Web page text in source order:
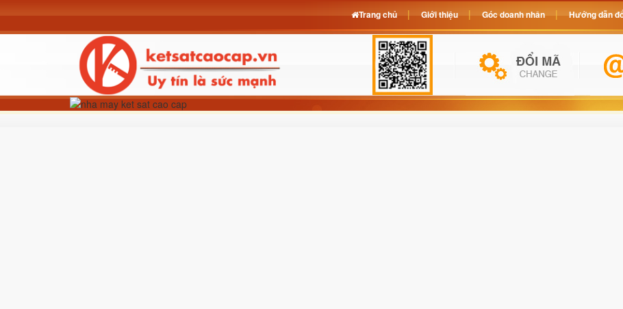
Trang chủ Giới thiệu Góc doanh nhân Hướng dẫn